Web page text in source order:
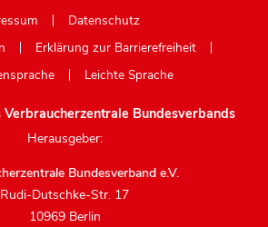
Datenschutz
Erklärung zur Barrierefreiheit
Leichte Sprache
Verbraucherzentrale Bundesverbands
Herausgeber:
Bundesverband e.V.
Rudi-Dutschke-Str. 17
10969 Berlin